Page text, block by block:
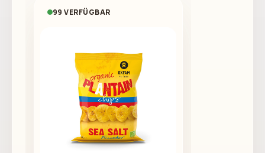
99 VERFÜGBAR